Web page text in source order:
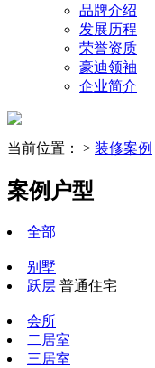
品牌介绍
发展历程
荣誉资质
豪迪领袖
企业简介
当前位置： > 装修案例
案例户型
全部
别墅
跃层 普通住宅
会所
二居室
三居室